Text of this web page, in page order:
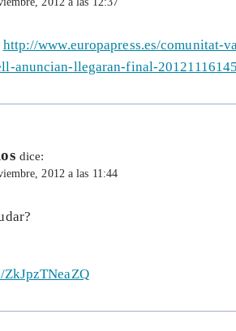
http://www.europapress.es/comunitat-
anuncian-llegaran-final-
dice:
2012 a las 11:44